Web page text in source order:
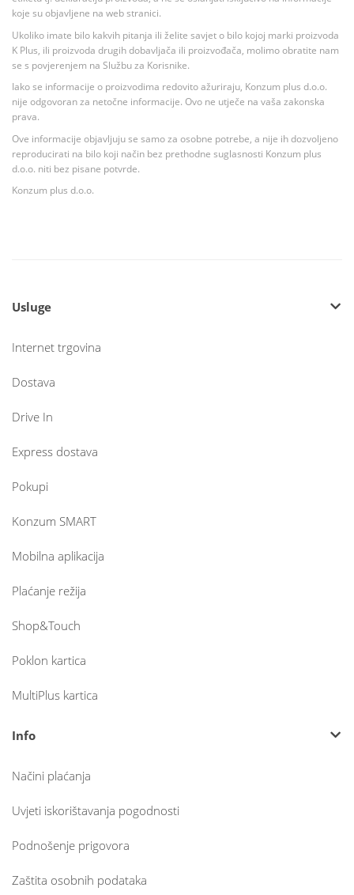
koje su objavljene na web stranici.
Ukoliko imate bilo kakvih pitanja ili želite savjet o bilo kojoj marki proizvoda
K Plus, ili proizvoda drugih dobavljača ili proizvođača, molimo obratite nam
se s povjerenjem na Službu za Korisnike.
Iako se informacije o proizvodima redovito ažuriraju, Konzum plus d.o.o.
nije odgovoran za netočne informacije. Ovo ne utječe na vaša zakonska
prava.
Ove informacije objavljuju se samo za osobne potrebe, a nije ih dozvoljeno
reproducirati na bilo koji način bez prethodne suglasnosti Konzum plus
d.o.o. niti bez pisane potvrde.
Konzum plus d.o.o.
Usluge
Internet trgovina
Dostava
Drive In
Express dostava
Pokupi
Konzum SMART
Mobilna aplikacija
Plaćanje režija
Shop&Touch
Poklon kartica
MultiPlus kartica
Info
Načini plaćanja
Uvjeti iskorištavanja pogodnosti
Podnošenje prigovora
Zaštita osobnih podataka